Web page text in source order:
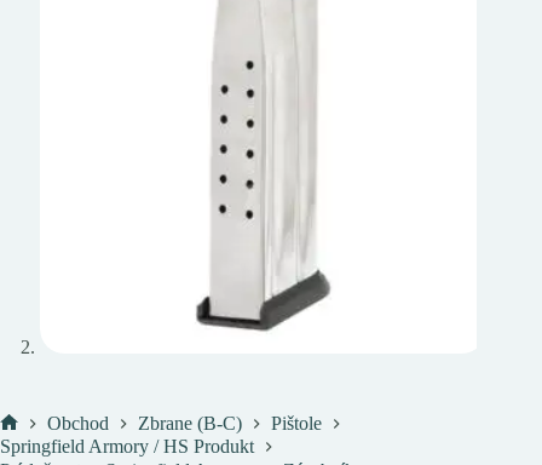
Domov
Obchod Zbrane (B-C)
Pištole
Springfield Armory / HS Produkt